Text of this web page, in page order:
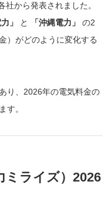
から発表されました。
」 と 「沖縄電力」
の2
）がどのように変化する
り、2026年の電気料金の
す。
ミライズ）2026